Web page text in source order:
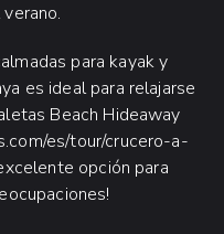
para kayak y
es ideal para relajarse
Beach Hideaway
es/tour/crucero-a-
opción para